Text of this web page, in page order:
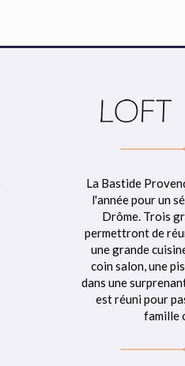
La Bastide
l'année pour un
Drôme. Trois
permettront de
une grande
coin salon, une
dans une
est réuni pour
famille